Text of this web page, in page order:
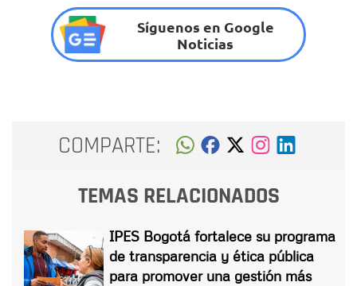
Síguenos en Google
Noticias
COMPARTE:
TEMAS RELACIONADOS
IPES Bogotá fortalece su programa
de transparencia y ética pública
para promover una gestión más